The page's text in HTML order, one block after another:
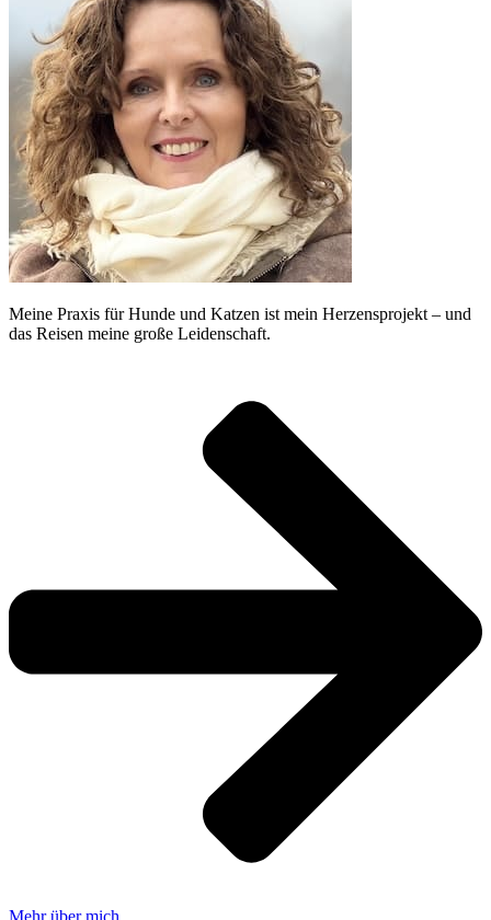
Meine Praxis für Hunde und Katzen ist mein Herzensprojekt – und
das Reisen meine große Leidenschaft.
Mehr über mich